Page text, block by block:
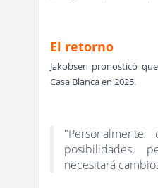
El retorno
Jakobsen pronosticó
Casa Blanca en 2025.
posibilidades,
necesitará